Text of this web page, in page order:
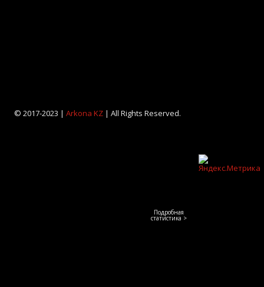
© 2017-2023 | Arkona KZ| All Rights Reserved.
Подробная
статистика >